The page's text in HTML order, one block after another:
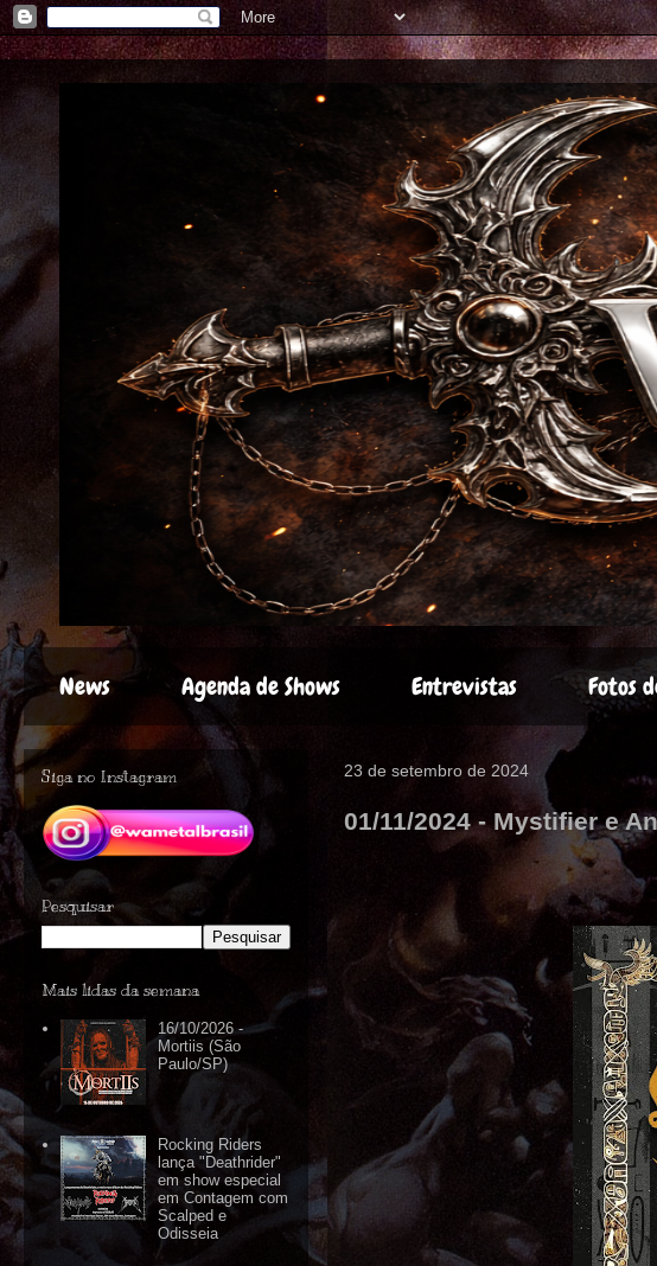
News Agenda de Shows Entrevistas Fotos
23 de setembro de 2024
01/11/2024 - Mystifier e
Siga no Instagram
Pesquisar
Mais lidas da semana
16/10/2026 -
Mortiis (São
Paulo/SP)
Rocking Riders
lança "Deathrider"
em show especial
em Contagem com
Scalped e
Odisseia